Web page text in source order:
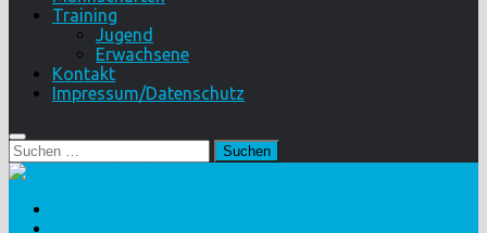
Training
Jugend
Erwachsene
Kontakt
Impressum/Datenschutz
Suchen
nach: